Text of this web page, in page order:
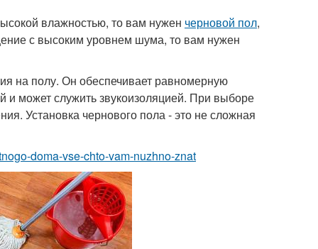
влажностью, то вам нужен черновой пол,
с высоким уровнем шума, то вам нужен
на полу. Он обеспечивает равномерную
и может служить звукоизоляцией. При выборе
Установка чернового пола - это не сложная
doma-vse-chto-vam-nuzhno-znat